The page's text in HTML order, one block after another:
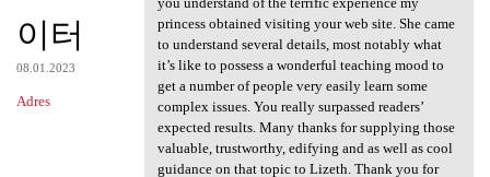
이터
08.01.2023
Adres
princess obtained visiting your web site. She came
to understand several details, most notably what
it’s like to possess a wonderful teaching mood to
get a number of people very easily learn some
complex issues. You really surpassed readers’
expected results. Many thanks for supplying those
valuable, trustworthy, edifying and as well as cool
guidance on that topic to Lizeth. Thank you for